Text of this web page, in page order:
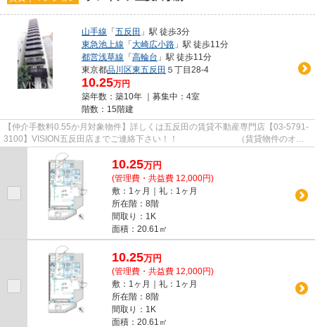
山手線 「五反田 」駅 徒歩3分
東急池上線 「大崎広小路 」駅 徒歩11分
都営浅草線 「高輪台 」駅 徒歩11分
東京都品川区東五反田 ５丁目28-4
10.25万円
築年数：築10年 ｜募集中： 4室
階数：15階建
【仲介手数料0.55か月対象物件】詳しくは五反田の賃貸不動産専門店【03-5791-
3100】VISION五反田店までご連絡下さい！！ （賃貸物件のオス
スメポイント）エレベーター 脱...
10.25万円
(管理費・共益費 12,000円)
敷：1ヶ月｜礼：1ヶ月
所在階：8階
間取り：1K
面積：20.61㎡
10.25万円
(管理費・共益費 12,000円)
敷：1ヶ月｜礼：1ヶ月
所在階：8階
間取り：1K
面積：20.61㎡